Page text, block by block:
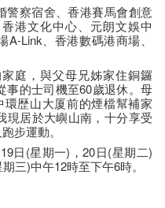
警察宿舍、香港賽馬會創意
港文化中心、元朗文娛中
Link、香港數碼港商場、
庭，與父母兄姊家住銅鑼
事的士司機至60歲退休。母
歴山大厦前的煙檔幫補家
現居於大嶼山南，十分享受
步運動。
日(星期一)，20日(星期二)
三)中午12時至下午6時。